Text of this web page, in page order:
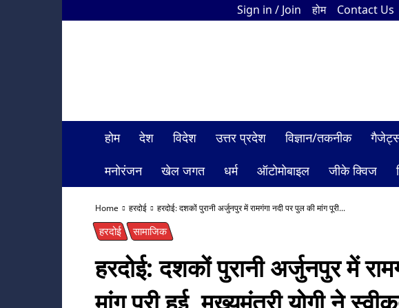
Sign in / Join होम Contact Us
होम देश विदेश उत्तर प्रदेश विज्ञान/तकनीक
मनोरंजन
खेल जगत धर्म ऑटोमोबाइल जीके क्विज
Home हरदोई हरदोई: दशकों पुरानी अर्जुनपुर में रामगंगा नदी पर पुल की मांग पूरी...
हरदोई सामाजिक
हरदोई: दशकों पुरानी अर्जुनपुर में